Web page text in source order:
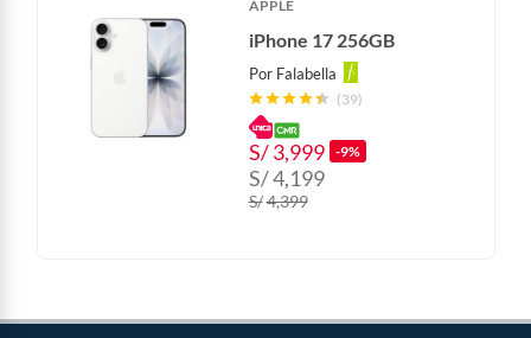
APPLE
iPhone 17 256GB
Por Falabella
(39)
S/ 3,999 -9%
S/4,199
S/4,399